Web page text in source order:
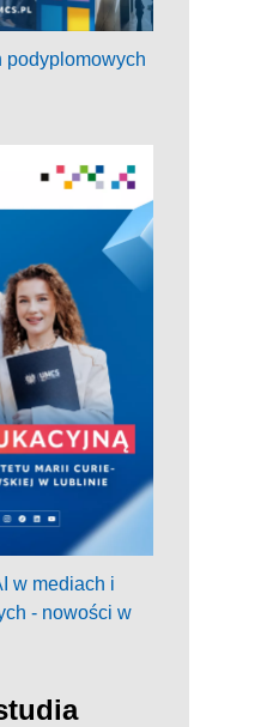
podyplomowych
w mediach i
- nowości w